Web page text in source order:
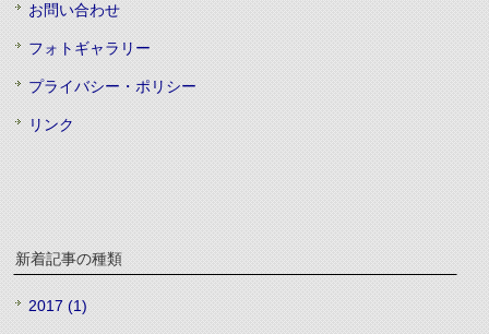
お問い合わせ
フォトギャラリー
プライバシー・ポリシー
リンク
新着記事の種類
2017 (1)